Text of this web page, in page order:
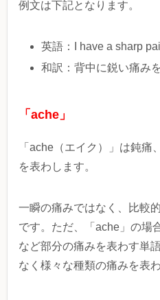
例文は下記となります。
英語：I have a sharp
和訳：背中に鋭い痛み
「ache」
「ache（エイク）」は鈍痛
を表わします。
一瞬の痛みではなく、比較
です。ただ、「ache」の場
など部分の痛みを表わす単
なく様々な種類の痛みを表